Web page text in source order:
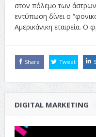
στον πόλεμο των
εντύπωση δίνει ο
Αμερικάνικη εταιρεία. Ο
Share Tweet
DIGITAL MARKETING